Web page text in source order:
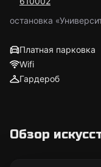
остановка
Платная парковка
Wifi
Гардероб
Обзор